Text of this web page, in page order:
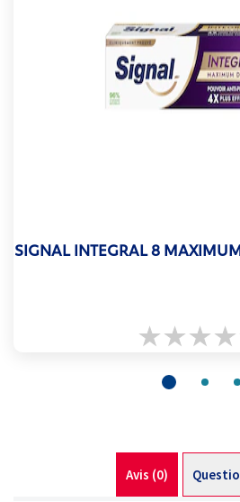
SIGNAL INTEGRAL 8
Aucune
soumise
product
Avis (0)